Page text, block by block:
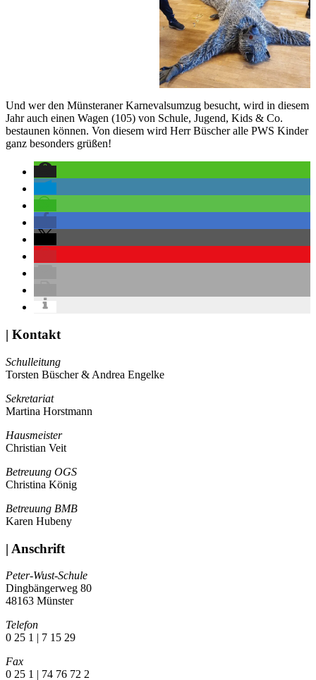
Und wer den Münsteraner Karnevalsumzug besucht, wird in diesem
Jahr auch einen Wagen (105) von Schule, Jugend, Kids & Co.
bestaunen können. Von diesem wird Herr Büscher alle PWS Kinder
ganz besonders grüßen!
| Kontakt
Schulleitung
Torsten Büscher & Andrea Engelke
Sekretariat
Martina Horstmann
Hausmeister
Christian Veit
Betreuung OGS
Christina König
Betreuung BMB
Karen Hubeny
| Anschrift
Peter-Wust-Schule
Dingbängerweg 80
48163 Münster
Telefon
0 25 1 | 7 15 29
Fax
0 25 1 | 74 76 72 2